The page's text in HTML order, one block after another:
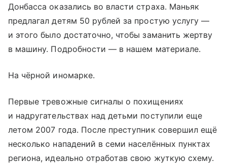
Донбасса оказались во власти страха. Маньяк
предлагал детям 50 рублей за простую услугу —
и этого было достаточно, чтобы заманить жертву
в машину. Подробности — в нашем материале.
На чёрной иномарке.
Первые тревожные сигналы о похищениях
и надругательствах над детьми поступили еще
летом 2007 года. После преступник совершил ещё
несколько нападений в семи населённых пунктах
региона, идеально отработав свою жуткую схему.